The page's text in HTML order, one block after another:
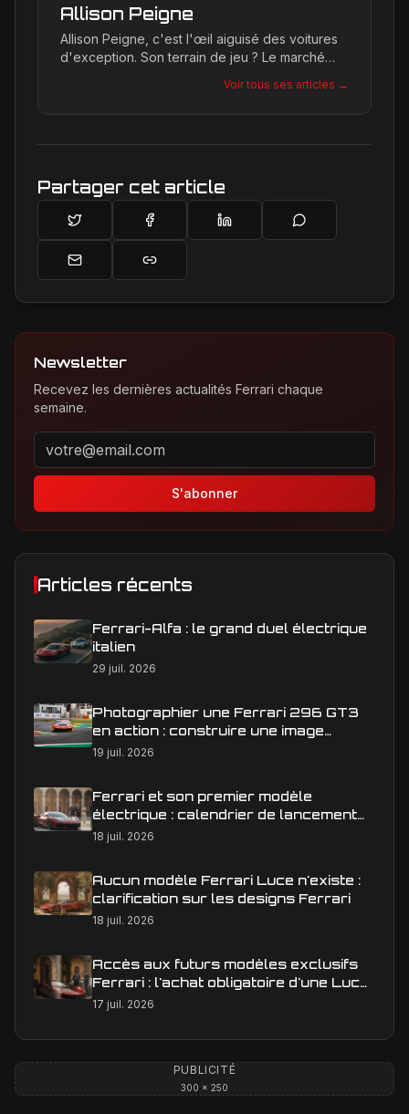
Allison Peigne
Allison Peigne, c'est l'œil aiguisé des voitures
d'exception. Son terrain de jeu ? Le marché
une passion contagieuse les dernières
créations, notamment chez Ferrari, sa marque
Voir tous ses articles →
Partager cet article
Newsletter
Recevez les dernières actualités Ferrari chaque
semaine.
Adresse email pour la newsletter
S'abonner
Articles récents
Ferrari-Alfa : le grand duel électrique
italien
29 juil. 2026
Photographier une Ferrari 296 GT3
en action : construire une image
éditoriale qui raconte la course
19 juil. 2026
Ferrari et son premier modèle
électrique : calendrier de lancement
en Europe
18 juil. 2026
Aucun modèle Ferrari Luce n'existe :
clarification sur les designs Ferrari
18 juil. 2026
Accès aux futurs modèles exclusifs
Ferrari : l'achat obligatoire d'une Luce
est-il une réalité ?
17 juil. 2026
PUBLICITÉ
300 × 250